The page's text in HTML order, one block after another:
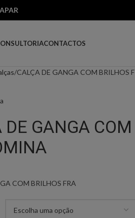
CONTACTOS
CALÇA DE GANGA COM BRILHOS
DE GANGA
COM BRILHOS FRA